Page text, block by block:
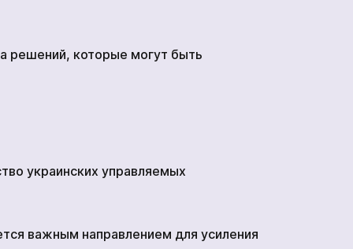
решений, которые могут быть
украинских управляемых
важным направлением для усиления